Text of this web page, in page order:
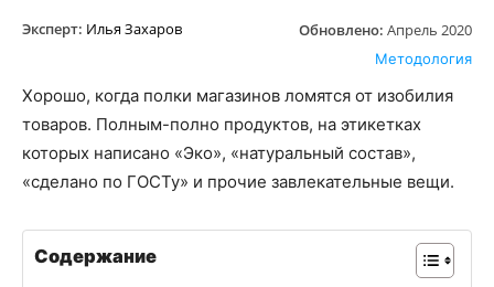
Эксперт: Илья Захаров Обновлено: Апрель 2020
Методология
Хорошо, когда полки магазинов ломятся от изобилия
товаров. Полным-полно продуктов, на этикетках
которых написано «Эко», «натуральный состав»,
«сделано по ГОСТу» и прочие завлекательные вещи.
Содержание